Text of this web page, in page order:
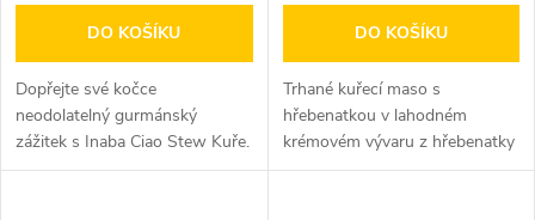
DO KOŠÍKU
Dopřejte své kočce
neodolatelný gurmánský
zážitek s Inaba Ciao Stew Kuře.
Tato lahodná kuřecí směs v
DO KOŠÍKU
Trhané kuřecí maso s
hřebenatkou v lahodném
krémovém vývaru z hřebenatky